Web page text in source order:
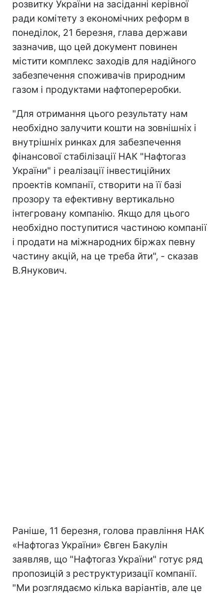
розвитку України на засіданні керівної
ради комітету з економічних реформ в
понеділок, 21 березня, глава держави
зазначив, що цей документ повинен
містити комплекс заходів для надійного
забезпечення споживачів природним
газом і продуктами нафтопереробки.
"Для отримання цього результату нам
необхідно залучити кошти на зовнішніх і
внутрішніх ринках для забезпечення
фінансової стабілізації НАК "Нафтогаз
України" і реалізації інвестиційних
проектів компанії, створити на її базі
прозору та ефективну вертикально
інтегровану компанію. Якщо для цього
необхідно поступитися частиною компанії
і продати на міжнародних біржах певну
частину акцій, на це треба йти", - сказав
В.Янукович.
Раніше, 11 березня, голова правління НАК
«Нафтогаз України» Євген Бакулін
заявляв, що "Нафтогаз України" готує ряд
пропозицій з реструктуризації компанії.
"Ми розглядаємо кілька варіантів, але це